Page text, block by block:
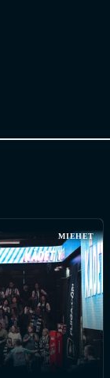
MIEHET